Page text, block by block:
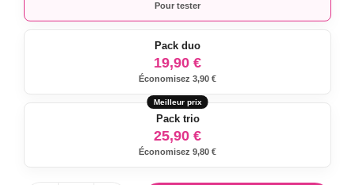
Pour tester
Pack duo
19,90 €
Économisez 3,90 €
Pack trio
25,90 €
Économisez 9,80 €